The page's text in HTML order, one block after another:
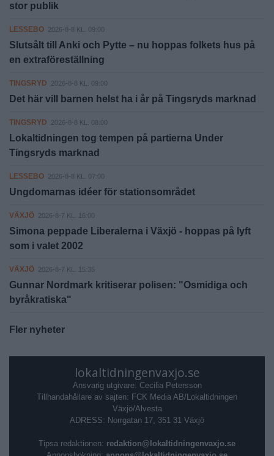
stor publik
LESSEBO 2026-8-8 KL. 09:00
Slutsålt till Anki och Pytte – nu hoppas folkets hus på
en extraföreställning
TINGSRYD 2026-8-8 KL. 09:00
Det här vill barnen helst ha i år på Tingsryds marknad
TINGSRYD 2026-8-8 KL. 08:00
Lokaltidningen tog tempen på partierna Under
Tingsryds marknad
LESSEBO 2026-8-8 KL. 07:00
Ungdomarnas idéer för stationsområdet
VÄXJÖ 2026-8-7 KL. 16:00
Simona peppade Liberalerna i Växjö - hoppas på lyft
som i valet 2002
VÄXJÖ 2026-8-7 KL. 15:35
Gunnar Nordmark kritiserar polisen: "Osmidiga och
byråkratiska"
Fler nyheter
lokaltidningenvaxjo.se
Ansvarig utgivare: Cecilia Petersson
Tillhandahållare av sajten: FCK Media AB/Lokaltidningen
Växjö/Alvesta
ADRESS: Norrgatan 17, 351 31 Växjö
Tipsa redaktionen: redaktion@lokaltidningenvaxjo.se